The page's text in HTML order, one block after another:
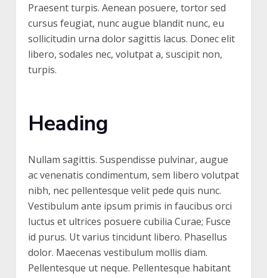
Praesent turpis. Aenean posuere, tortor sed
cursus feugiat, nunc augue blandit nunc, eu
sollicitudin urna dolor sagittis lacus. Donec elit
libero, sodales nec, volutpat a, suscipit non,
turpis.
Heading
Nullam sagittis. Suspendisse pulvinar, augue
ac venenatis condimentum, sem libero volutpat
nibh, nec pellentesque velit pede quis nunc.
Vestibulum ante ipsum primis in faucibus orci
luctus et ultrices posuere cubilia Curae; Fusce
id purus. Ut varius tincidunt libero. Phasellus
dolor. Maecenas vestibulum mollis diam.
Pellentesque ut neque. Pellentesque habitant